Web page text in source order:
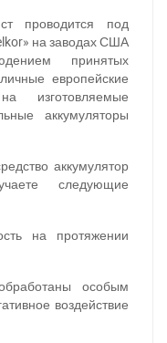
проводится под
на заводах США
принятых
европейские
изготовляемые
аккумуляторы
аккумулятор
следующие
на протяжении
особым
воздействие